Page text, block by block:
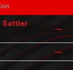
Sattler